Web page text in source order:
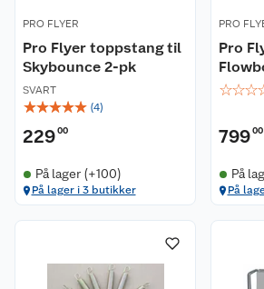
PRO FLYER
Pro Flyer toppstang til
Skybounce 2-pk
SVART
☆☆☆☆☆ (4)
22900
På lager (+100)
På lager i 3 butikker
PRO
Pro
☆☆☆
79900
På
På